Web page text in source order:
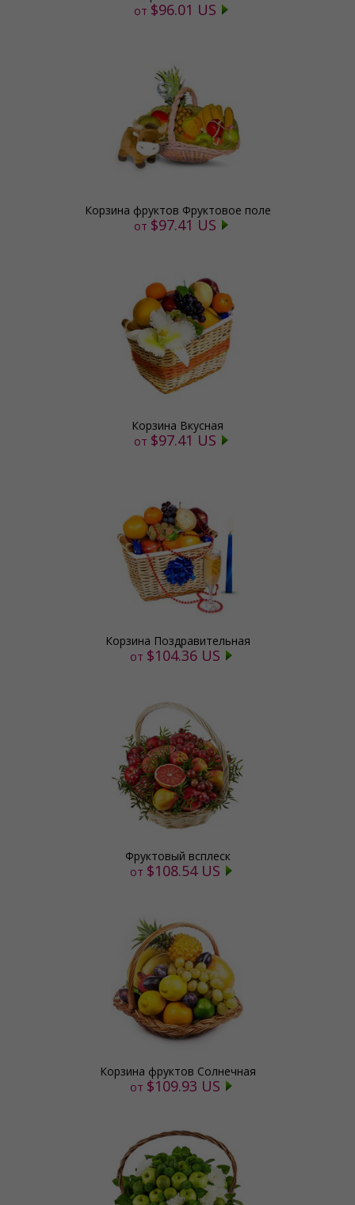
от $96.01 US
Корзина фруктов Фруктовое поле
от $97.41 US
Корзина Вкусная
от $97.41 US
Корзина Поздравительная
от $104.36 US
Фруктовый всплеск
от $108.54 US
Корзина фруктов Солнечная
от $109.93 US